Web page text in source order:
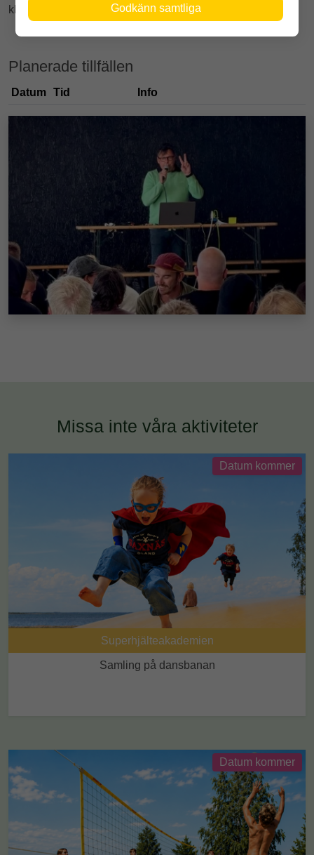
kluriga frågor, perfekt för hela familjen eller kompisgänget.
Planerade tillfällen
Datum Tid Info
Missa inte våra aktiviteter
Datum kommer
Superhjälteakademien
Samling på dansbanan
Datum kommer
Godkänn samtliga